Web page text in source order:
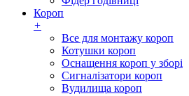
Короп
+
Все для монтажу короп
Котушки короп
Оснащення короп у зборі
Сигналізатори короп
Вудилища короп